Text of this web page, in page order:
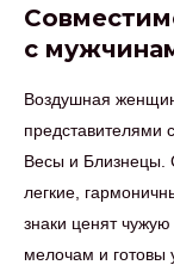
с
Воздушная
представителями
Весы и Близнецы.
легкие,
знаки ценят
мелочам и готовы